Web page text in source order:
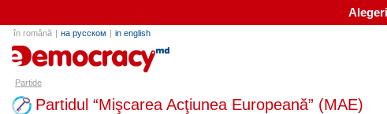
în română | на русском | in english
partide.md
Partide
Partidul “Mişcarea Acţiunea Europeană” (MAE)